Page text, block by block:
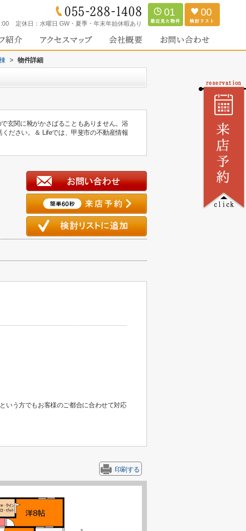
定休日： 水曜日 GW・夏季・年末年始休暇あり
01 00
> 物件詳細
玄関に靴がかさばることもありません。浴
ださい。＆ Lifeでは、甲斐市の不動産情報
いう方でもお客様のご都合に合わせて対応
印刷する